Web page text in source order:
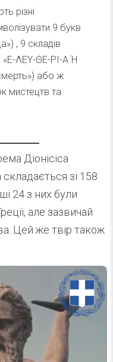
різні
9 букв
, 9 складів
«Ε-ΛΕΥ-ΘΕ-ΡΙ-Α Ή
або ж
мистецтв та
Діонісіса
зі 158
24 з них були
але зазвичай
Цей же твір також